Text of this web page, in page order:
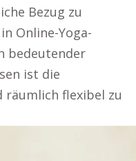
Bezug zu
Online-Yoga-
bedeutender
ist die
räumlich flexibel zu